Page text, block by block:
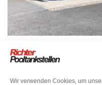
Wir verwenden Cookies, um